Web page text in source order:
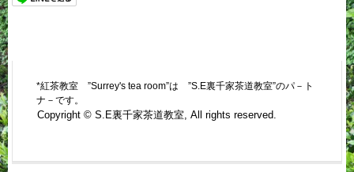
*紅茶教室 ”Surrey's tea room”は ”S.E裏千家茶道教室”のパ－ト
ナ－です。
Copyright © S.E裏千家茶道教室, All rights reserved.